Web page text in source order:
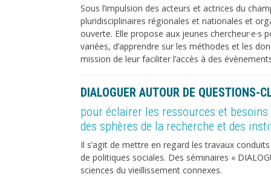
Sous l’impulsion des acteurs et actrices du
pluridisciplinaires régionales et nationales et
ouverte. Elle propose aux jeunes
variées, d’apprendre sur les méthodes et les
mission de leur faciliter l’accès à des
DIALOGUER AUTOUR DE QUESTIONS-
pour éclairer les ressources et besoins
des sphères de la recherche et des
Il s’agit de mettre en regard les travaux
de politiques sociales. Des séminaires «
sciences du vieillissement connexes.